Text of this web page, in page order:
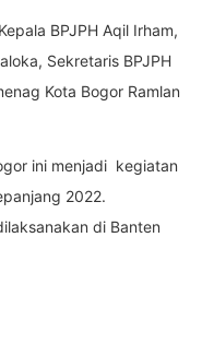
BPJPH Aqil Irham,
Sekretaris BPJPH
Kota Bogor Ramlan
ini menjadi kegiatan
2022.
di Banten